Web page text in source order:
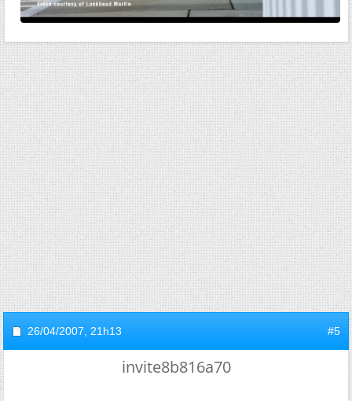
26/04/2007, 21h13 #5
invite8b816a70